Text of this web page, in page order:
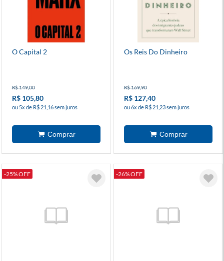
O Capital 2
R$ 149,00
R$ 105,80
ou 5x de R$ 21,16 sem juros
Os Reis Do Dinheiro
R$ 169,90
R$ 127,40
ou 6x de R$ 21,23 sem juros
-25% OFF -26% OFF